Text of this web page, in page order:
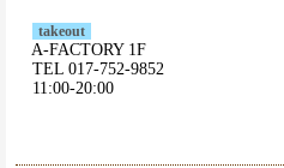
takeout
A-FACTORY 1F
TEL 017-752-9852
11:00-20:00